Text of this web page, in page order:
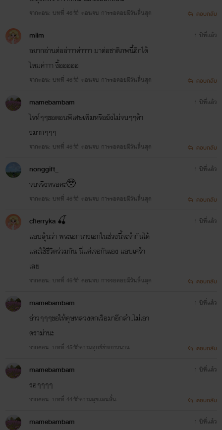
ไรท์ขอบคุณที่ติดตามและสนับสนุน ขอต้อนรับเข้าสู่นิยายในโลกของ paper stories..
สามารถเข้าไปพูดคุยกันได้ใน #paperstoriess นะจ้ะ
_ที่สุดของนิยายอีโรติกมาเฟีย.. มีทั้งความสนุก น้ำตา และอบอวลไปด้วยกลิ่นไอของความรัก
จากตอน: บทที่ 46☣ ตอนจบ การรอคอยมีวันสิ้นสุด ตอบกลับ
miim
อยากอ่านต่ออ่าาาค่าาาา มาต่อชาติภพนี้อีกได้
ไหมค่าาา งื้อออออ
จากตอน: บทที่ 46☣ ตอนจบ การรอคอยมีวันสิ้นสุด
1 ปีที่แล้ว
ตอบกลับ
mamebambam
ไรท์ๆๆขอตอนพิเศษเพิ่มหรือยังไม่จบๆๆค้า
งมากๆๆๆ
จากตอน: บทที่ 46☣ ตอนจบ การรอคอยมีวันสิ้นสุด
1 ปีที่แล้ว
ตอบกลับ
nonggift_
จบจริงหรอคะ🥹
จากตอน: บทที่ 46☣ ตอนจบ การรอคอยมีวันสิ้นสุด
1 ปีที่แล้ว
ตอบกลับ
cherryka 🍒
แอบลุ้นว่า พระเอกนางเอกในช่วงนี้จะจำกันได้
และใช้ชีวิตร่วมกัน นี่แค่เจอกันเอง แอบเศร้า
เลย
จากตอน: บทที่ 46☣ ตอนจบ การรอคอยมีวันสิ้นสุด
1 ปีที่แล้ว
ตอบกลับ
mamebambam
อ่าวๆๆๆขอให้คุษหลวงตกเรือมาอีกลำ..ไม่เอา
ดราม่านะ
จากตอน: บทที่ 45☣ความทุกข์ช่างยาวนาน
1 ปีที่แล้ว
ตอบกลับ
mamebambam
รอๆๆๆๆ
จากตอน: บทที่ 44☣ความสุขแสนสั้น
1 ปีที่แล้ว
ตอบกลับ
mamebambam 1 ปีที่แล้ว